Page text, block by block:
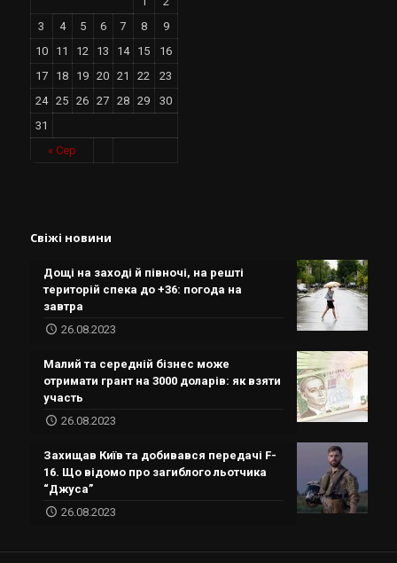
« Сер
3
4 5 6 7 8
9
10
11 12 13 14 15
16
17
18 19 20 21 22
23
24
25 26 27 28 29
30
31
Свіжі новини
Дощі на заході й півночі, на решті
територій спека до +36: погода на
завтра
26.08.2023
Малий та середній бізнес може
отримати грант на 3000 доларів: як взяти
участь
26.08.2023
Захищав Київ та добивався передачі F-
16. Що відомо про загиблого льотчика
“Джуса”
26.08.2023